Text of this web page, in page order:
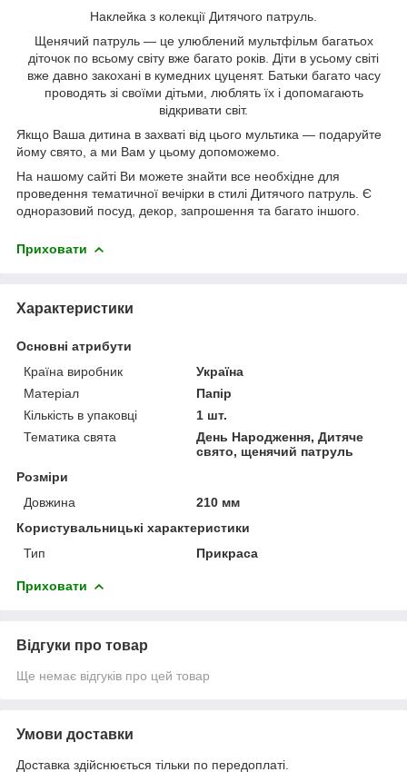
Наклейка з колекції Дитячого патруль.
Щенячий патруль ― це улюблений мультфільм багатьох
діточок по всьому світу вже багато років. Діти в усьому світі
вже давно закохані в кумедних цуценят. Батьки багато часу
проводять зі своїми дітьми, люблять їх і допомагають
відкривати світ.
Якщо Ваша дитина в захваті від цього мультика ― подаруйте
йому свято, а ми Вам у цьому допоможемо.
На нашому сайті Ви можете знайти все необхідне для
проведення тематичної вечірки в стилі Дитячого патруль. Є
одноразовий посуд, декор, запрошення та багато іншого.
Приховати
Характеристики
Основні атрибути
Країна виробник
Україна
Матеріал
Папір
Кількість в упаковці
1 шт.
Тематика свята
День Народження, Дитяче
свято, щенячий патруль
Розміри
Довжина
210 мм
Користувальницькі характеристики
Тип
Прикраса
Приховати
Відгуки про товар
Ще немає відгуків про цей товар
Умови доставки
Доставка здійснюється тільки по передоплаті.